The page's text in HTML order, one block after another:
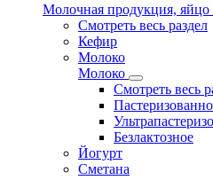
Молочная продукция, яйцо
Смотреть весь раздел
Кефир
Молоко
Молоко
Смотреть весь
Безлактозное
Йогурт
Сметана